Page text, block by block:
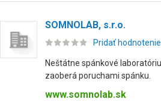
SOMNOLAB, s.r.o.
Pridať hodnotenie
Neštátne spánkové
zaoberá poruchami spánku.
www.somnolab.sk